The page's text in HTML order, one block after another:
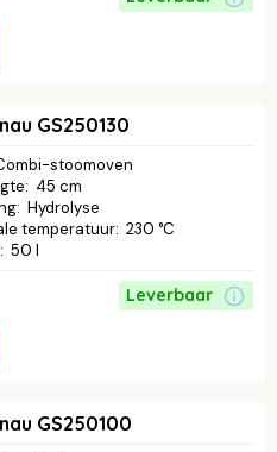
GS250130
stoomoven
: 45 cm
: Hydrolyse
temperatuur: 230 °C
: 50 l
Leverbaar
GS250100